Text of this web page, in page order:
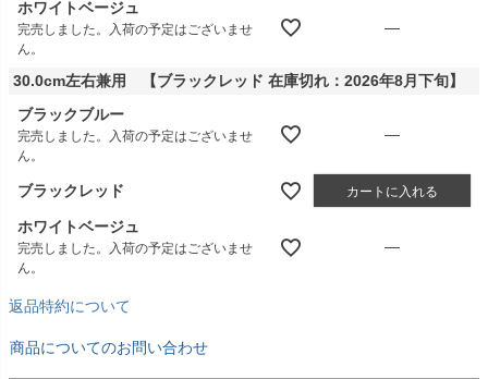
ホワイトベージュ
完売しました。入荷の予定はございませ
ん。
—
30.0cm左右兼用 【ブラックレッド 在庫切れ：2026年8月下旬】
ブラックブルー
完売しました。入荷の予定はございませ
ん。
—
ブラックレッド カートに入れる
ホワイトベージュ
完売しました。入荷の予定はございませ
ん。
—
返品特約について
商品についてのお問い合わせ